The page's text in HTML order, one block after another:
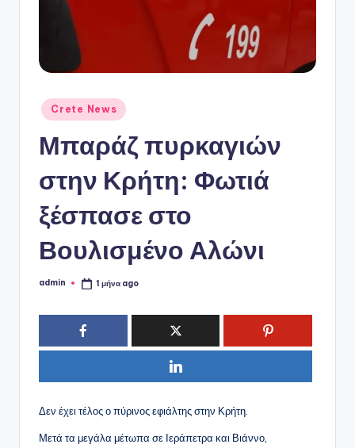
Αναρτήθηκε
σε
Crete News
Μπαράζ πυρκαγιών
στην Κρήτη: Φωτιά
ξέσπασε στο
Βουλισμένο Αλώνι
Συγγραφέας:
admin 1 μήνα ago
Δεν έχει τέλος ο πύρινος εφιάλτης στην Κρήτη.
Μετά τα μεγάλα μέτωπα σε Ιεράπετρα και Βιάννο,